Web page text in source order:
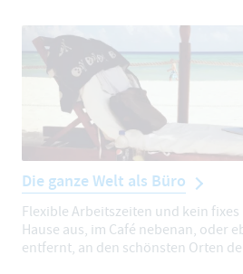
Die ganze Welt als Büro
Flexible Arbeitszeiten und kein
Hause aus, im Café nebenan, oder
entfernt, an den schönsten Orten